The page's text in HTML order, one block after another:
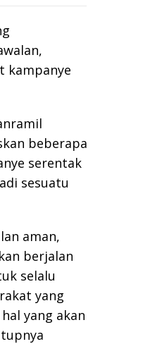
kampanye
beberapa
serentak
sesuatu
aman,
berjalan
selalu
yang
yang akan